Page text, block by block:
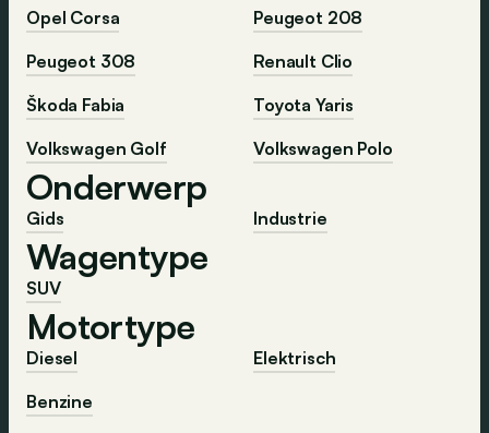
Opel Corsa
Peugeot 208
Peugeot 308
Renault Clio
Škoda Fabia
Toyota Yaris
Volkswagen Golf
Volkswagen Polo
Onderwerp
Gids Industrie
Wagentype
SUV
Motortype
Diesel
Elektrisch
Benzine